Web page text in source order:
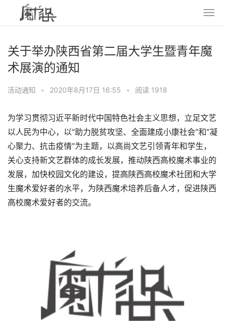
关于举办陕西省第二届大学生暨青年魔
术展演的通知
活动通知 • 2020年8月17日 16:55 • 阅读 1918
为学习贯彻习近平新时代中国特色社会主义思想，立足文艺
以人民为中心，以“助力脱贫攻坚、全面建成小康社会”和“凝
心聚力、抗击疫情”为主题，以高尚文艺引领青年和学生，
关心支持新文艺群体的成长发展，推动陕西高校魔术事业的
发展，加快校园文化的建设，提高陕西高校魔术社团和大学
生魔术爱好者的水平，为陕西魔术培养后备人才，促进陕西
高校魔术爱好者的交流。